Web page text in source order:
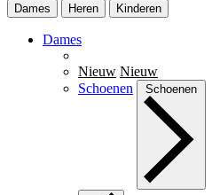
Dames
Heren Kinderen
Dames
Nieuw Nieuw
Schoenen
Schoenen